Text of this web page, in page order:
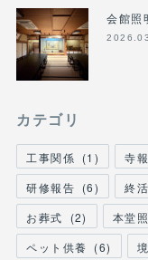
会館照
カテゴリ
工事関係 (1 ) 寺報
研修報告 (6) 終
お葬式
(2) 本堂
ペット供養 (6)